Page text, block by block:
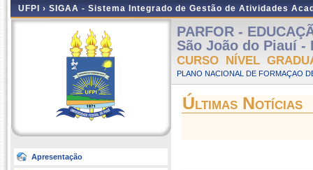
UFPI › SIGAA - Sistema Integrado de Gestão de Atividades
Apresentação
PARFOR -
São João do Piauí -
CURSO NÍVEL
PLANO NACIONAL DE FORMAÇAO
Últimas Notícias